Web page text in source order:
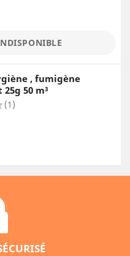
, fumigène
50 m³
(1)